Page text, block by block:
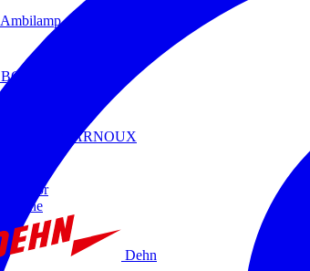
Ambilamp
BG Electrical
CHAUVIN ARNOUX
Circutor
D-Line
Dehn